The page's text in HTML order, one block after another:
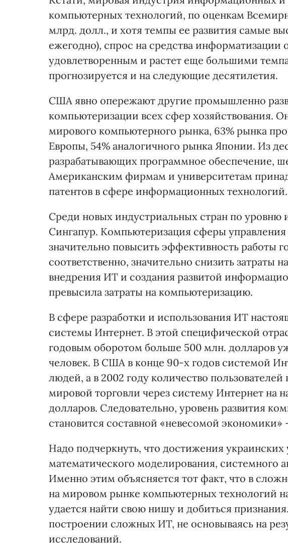
компьютерных технологий, по оценкам
млрд. долл., и хотя темпы ее развития самые
ежегодно), спрос на средства информатизации
удовлетворенным и растет еще большими
прогнозируется и на следующие десятилетия.
США явно опережают другие промышленно
компьютеризации всех сфер хозяйствования.
мирового компьютерного рынка, 63% рынка
Европы, 54% аналогичного рынка Японии. Из
разрабатывающих программное обеспечение,
Американским фирмам и университетам
патентов в сфере информационных технологий.
Среди новых индустриальных стран по уровню
Сингапур. Компьютеризация сферы управления
значительно повысить эффективность работы
соответственно, значительно снизить затраты
внедрения ИТ и создания развитой
превысила затраты на компьютеризацию.
В сфере разработки и использования ИТ
системы Интернет. В этой специфической
годовым оборотом больше 500 млн. долларов
человек. В США в конце 90-х годов системой
людей, а в 2002 году количество
мировой торговли через систему Интернет на
долларов. Следовательно, уровень развития
становится составной «невесомой
Надо подчеркнуть, что достижения
математического моделирования, системного
Именно этим объясняется тот факт, что в
на мировом рынке компьютерных технологий
удается найти свою нишу и добиться
построении сложных ИТ, не основываясь на
исследований.